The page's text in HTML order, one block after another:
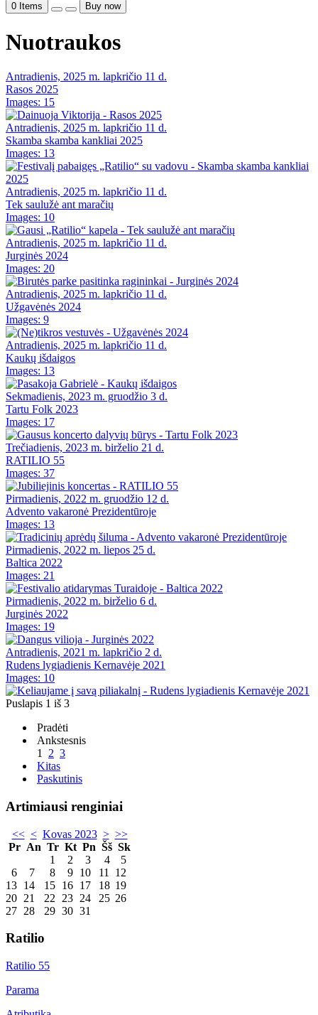
0 Items Buy now
Nuotraukos
Antradienis, 2025 m. lapkričio 11 d.
Rasos 2025
Images: 15
Antradienis, 2025 m. lapkričio 11 d.
Skamba skamba kankliai 2025
Images: 13
Antradienis, 2025 m. lapkričio 11 d.
Tek saulužė ant maračių
Images: 10
Antradienis, 2025 m. lapkričio 11 d.
Jurginės 2024
Images: 20
Antradienis, 2025 m. lapkričio 11 d.
Užgavėnės 2024
Images: 9
Antradienis, 2025 m. lapkričio 11 d.
Kaukų išdaigos
Images: 13
Sekmadienis, 2023 m. gruodžio 3 d.
Tartu Folk 2023
Images: 17
Trečiadienis, 2023 m. birželio 21 d.
RATILIO 55
Images: 37
Pirmadienis, 2022 m. gruodžio 12 d.
Advento vakaronė Prezidentūroje
Images: 13
Pirmadienis, 2022 m. liepos 25 d.
Baltica 2022
Images: 21
Pirmadienis, 2022 m. birželio 6 d.
Jurginės 2022
Images: 19
Antradienis, 2021 m. lapkričio 2 d.
Rudens lygiadienis Kernavėje 2021
Images: 10
Puslapis 1 iš 3
Pradėti
Ankstesnis
1
2 3
Kitas
Paskutinis
Artimiausi renginiai
<< < Kovas 2023 > >>
Pr An Tr Kt Pn Šš Sk
1
2 3 4
5
6
7 8 9 10 11
12
13 14 15 16 17 18 19
20 21 22 23 24 25 26
27 28 29 30 31
Ratilio
Ratilio 55
Parama